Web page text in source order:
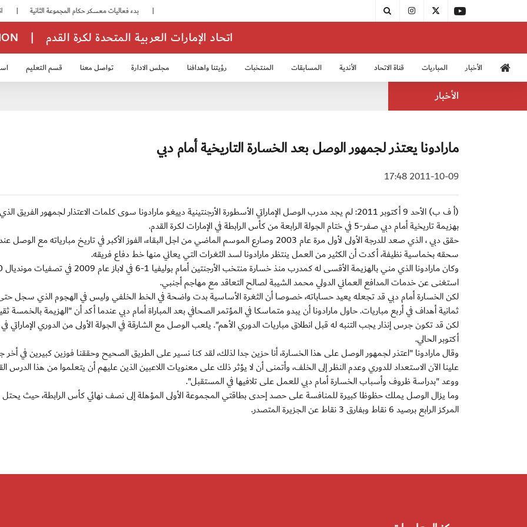
| اتحاد الإمارات العربية المتحدة لكرة القدم
الأخبار المباريات قناة الاتحاد الأندية المسابقات المنتخبات رؤيتنا واهدافنا مجلس الادارة تواصل معنا قسم التعليم
الأخبار
مارادونا يعتذر لجمهور الوصل بعد الخسارة التاريخية أمام دبي
2011-10-09 17:48
(أ ف ب) الأحد 9 أكتوبر 2011: لم يجد مدرب الوصل الإماراتي الأسطورة الأرجنتينية دييغو مارادونا سوى كلمات الاعتذار لجمهور الفريق
بهزيمة تاريخية أمام دبي صفر-5 في ختام الجولة الرابعة من كأس الرابطة في الإمارات لكرة القدم.
حقق دبي ، الذي صعد للدرجة الأولى لأول مرة عام 2003 وصارع الموسم الماضي من اجل البقاء، الفوز الأكبر في تاريخ مبارياته مع الوصل
سحقه بخماسية نظيفة، أكدت أن الكثير من العمل ينتظر مارادونا لسد الثغرات التي يعاني منها خط دفاع فريقه.
استغنى عن خدمات المدافع العماني الدولي محمد الشيبة لصالح التعاقد مع مهاجم أجنبي.
لكن الخسارة أمام دبي قد تجعله يعيد حساباته، خصوصا أن الثغرة الأساسية بدت واضحة في الخط الخلفي وليس في الهجوم الذي سجل
ثمانية أهداف في أربع مباريات. حاول مارادونا أن يبدو متماسكا في المؤتمر الصحافي بعد المباراة أمام دبي عندما أكد أن "الهزيمة بالخمسة
أكتوبر الحالي.
وقال مارادونا "اعتذر لجمهور الوصل على هذا الخسارة، أنا حزين جدا لذلك، لقد كنا نسير على الطريق الصحيح وحققنا فوزين كبيرين في أخر
علينا الآن الاستعداد للدوري وعدم النظر إلى الخلف، وأتمنى أن لا يؤثر ذلك على معنويات اللاعبين الذين عليهم أن يتعلموا من هذا الدرس
ووعد "بدراسة ظروف وأسباب الخسارة أمام دبي للعمل على تلافيها في المستقبل".
وما يزال الوصل يملك حظوظا كبيرة للمنافسة على حصد إحدى بطاقتي المجموعة الأولى المؤهلة إلى نصف نهائي كأس الرابطة، حيث يحتل
المركز الرابع برصيد 6 نقاط وبفارق 3 نقاط عن الجزيرة المتصدر.